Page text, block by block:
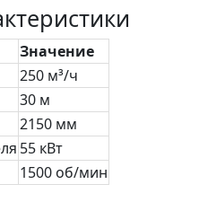
Значение
250 м³/ч
30 м
2150 мм
55 кВт
1500 об/мин